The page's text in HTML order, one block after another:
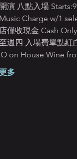
演 八點入場
Charge w/1
僅收現金 Cash Only
週四 入場費單點紅
on House Wine
多